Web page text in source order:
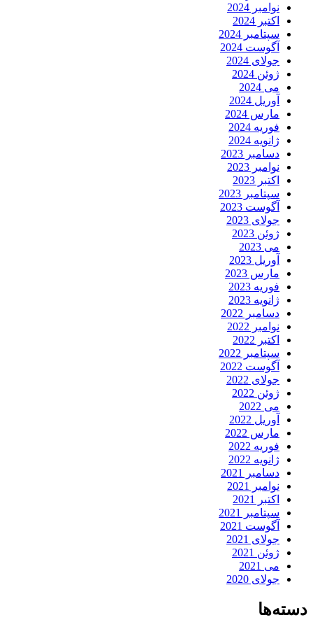
نوامبر 2024
اکتبر 2024
سپتامبر 2024
آگوست 2024
جولای 2024
ژوئن 2024
می 2024
آوریل 2024
مارس 2024
فوریه 2024
ژانویه 2024
دسامبر 2023
نوامبر 2023
اکتبر 2023
سپتامبر 2023
آگوست 2023
جولای 2023
ژوئن 2023
می 2023
آوریل 2023
مارس 2023
فوریه 2023
ژانویه 2023
دسامبر 2022
نوامبر 2022
اکتبر 2022
سپتامبر 2022
آگوست 2022
جولای 2022
ژوئن 2022
می 2022
آوریل 2022
مارس 2022
فوریه 2022
ژانویه 2022
دسامبر 2021
نوامبر 2021
اکتبر 2021
سپتامبر 2021
آگوست 2021
جولای 2021
ژوئن 2021
می 2021
جولای 2020
دسته‌ها